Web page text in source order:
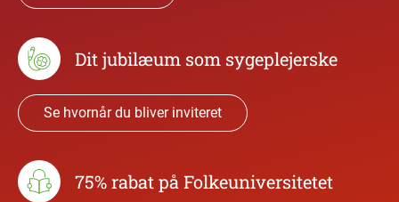
Dit jubilæum som sygeplejerske
Se hvornår du bliver inviteret
75% rabat på Folkeuniversitetet